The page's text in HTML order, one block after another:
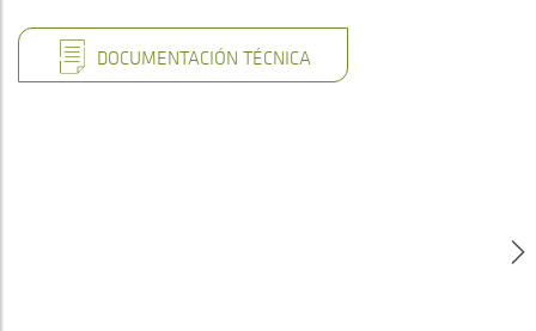
DOCUMENTACIÓN TÉCNICA